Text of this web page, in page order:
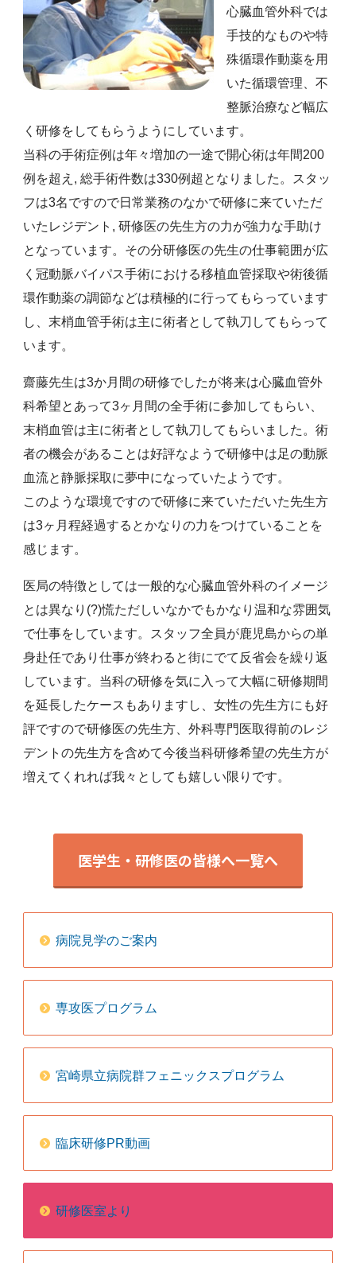
心臓血管外科では
手技的なものや特
殊循環作動薬を用
いた循環管理、不
整脈治療など幅広
く研修をしてもらうようにしています。
当科の手術症例は年々増加の一途で開心術は年間200
例を超え, 総手術件数は330例超となりました。スタッ
フは3名ですので日常業務のなかで研修に来ていただ
いたレジデント, 研修医の先生方の力が強力な手助け
となっています。その分研修医の先生の仕事範囲が広
く冠動脈バイパス手術における移植血管採取や術後循
環作動薬の調節などは積極的に行ってもらっています
し、末梢血管手術は主に術者として執刀してもらって
います。
齋藤先生は3か月間の研修でしたが将来は心臓血管外
科希望とあって3ヶ月間の全手術に参加してもらい、
末梢血管は主に術者として執刀してもらいました。術
者の機会があることは好評なようで研修中は足の動脈
血流と静脈採取に夢中になっていたようです。
このような環境ですので研修に来ていただいた先生方
は3ヶ月程経過するとかなりの力をつけていることを
感じます。
医局の特徴としては一般的な心臓血管外科のイメージ
とは異なり(?)慌ただしいなかでもかなり温和な雰囲気
で仕事をしています。スタッフ全員が鹿児島からの単
身赴任であり仕事が終わると街にでて反省会を繰り返
しています。当科の研修を気に入って大幅に研修期間
を延長したケースもありますし、女性の先生方にも好
評ですので研修医の先生方、外科専門医取得前のレジ
デントの先生方を含めて今後当科研修希望の先生方が
増えてくれれば我々としても嬉しい限りです。
医学生・研修医の皆様へ一覧へ
病院見学のご案内
専攻医プログラム
宮崎県立病院群フェニックスプログラム
臨床研修PR動画
研修医室より